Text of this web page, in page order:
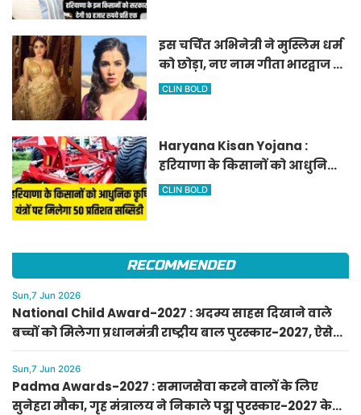
इस चर्चित अभिनेत्री ने मुस्लिम धर्म
को छोड़ा, नए नाम गीता भारद्वाज से
हो रही वायरल
CLIN BOLD
Haryana Kisan Yojana :
हरियाणा के किसानों को आधुनिक
कृषि यंत्रों पर मिलेगा 50 प्रतिशत
CLIN BOLD
RECOMMENDED
Sun,7 Jun 2026
National Child Award-2027 : अदम्य साहस दिखाने वाले
बच्चों को मिलेगा प्रधानमंत्री राष्ट्रीय बाल पुरस्कार-2027, ऐसे
करें आवेदन
Sun,7 Jun 2026
Padma Awards-2027 : समाजसेवा करने वालों के लिए
सुनेहरा मौका, गृह मंत्रालय ने निकाले पद्म पुरस्कार-2027 के